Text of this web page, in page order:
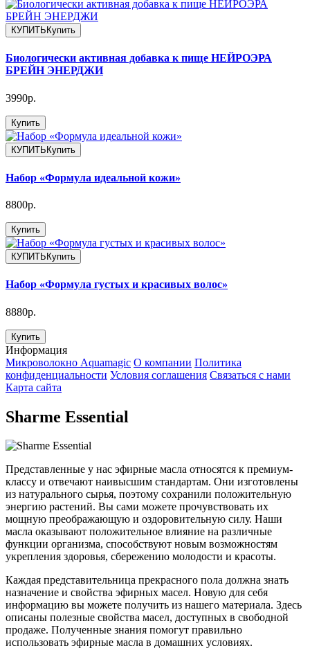
КУПИТЬ Купить
Биологически активная добавка к пище НЕЙРОЭРА
БРЕЙН ЭНЕРДЖИ
3990р.
Купить
КУПИТЬКупить
Набор «Формула идеальной кожи»
8800р.
Купить
КУПИТЬ Купить
Набор «Формула густых и красивых волос»
8880р.
Купить
Информация
Микроволокно Aquamagic О компании Политика
конфиденциальности Условия соглашения Связаться с нами
Карта сайта
Sharme Essential
Представленные у нас эфирные масла относятся к премиум-
классу и отвечают наивысшим стандартам. Они изготовлены
из натурального сырья, поэтому сохранили положительную
энергию растений. Вы сами можете прочувствовать их
мощную преображающую и оздоровительную силу. Наши
масла оказывают положительное влияние на различные
функции организма, способствуют новым возможностям
укрепления здоровья, сбережению молодости и красоты.
Каждая представительница прекрасного пола должна знать
назначение и свойства эфирных масел. Новую для себя
информацию вы можете получить из нашего материала. Здесь
описаны полезные свойства масел, доступных в свободной
продаже. Полученные знания помогут правильно
использовать эфирные масла в домашних условиях.